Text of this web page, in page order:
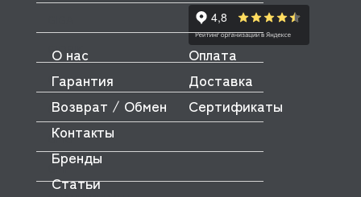
GIORIK
GIRBAU
GKS
GMG
GMP
О нас
Оплата
Гарантия
Доставка
Возврат / Обмен
Сертификаты
Контакты
Бренды
Статьи